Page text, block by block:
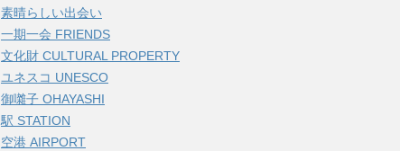
素晴らしい出会い
一期一会 FRIENDS
文化財 CULTURAL PROPERTY
ユネスコ UNESCO
御囃子 OHAYASHI
駅 STATION
空港 AIRPORT